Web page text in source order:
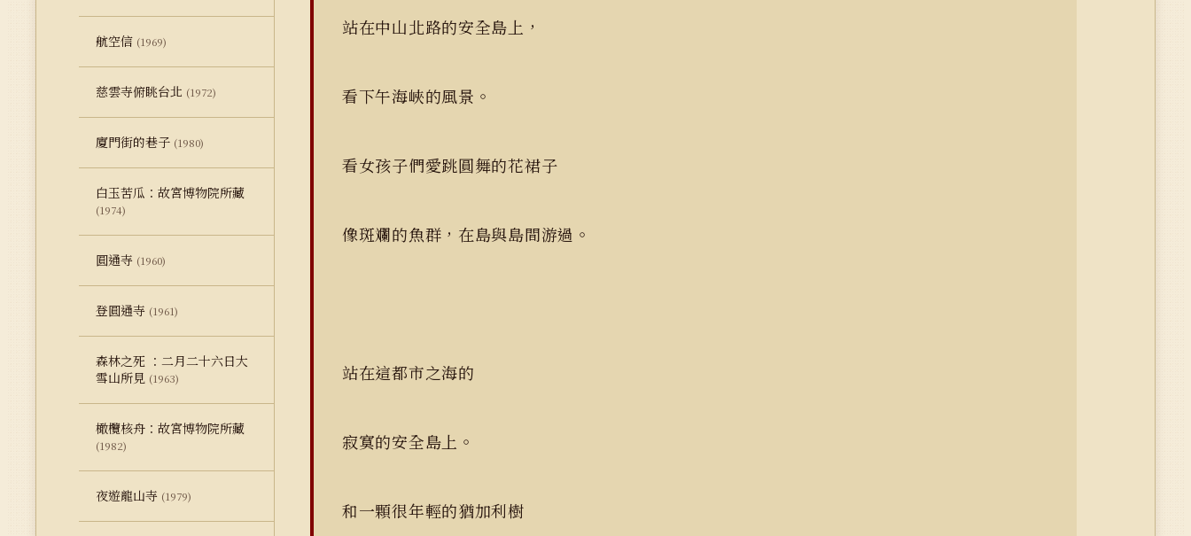
航空信 (1969)
慈雲寺俯眺台北 (1972)
廈門街的巷子 (1980)
白玉苦瓜：故宮博物院所藏
(1974)
圓通寺 (1960)
登圓通寺 (1961)
森林之死 ：二月二十六日大
雪山所見 (1963)
橄欖核舟：故宮博物院所藏
(1982)
夜遊龍山寺 (1979)
站在中山北路的安全島上，
看下午海峽的風景。
看女孩子們愛跳圓舞的花裙子
像斑斕的魚群，在島與島間游過。
站在這都市之海的
寂寞的安全島上。
和一顆很年輕的猶加利樹